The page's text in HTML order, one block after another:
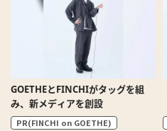
GOETHEとFINCHIがタッグを組
み、新メディアを創設
PR(FINCHI on GOETHE)